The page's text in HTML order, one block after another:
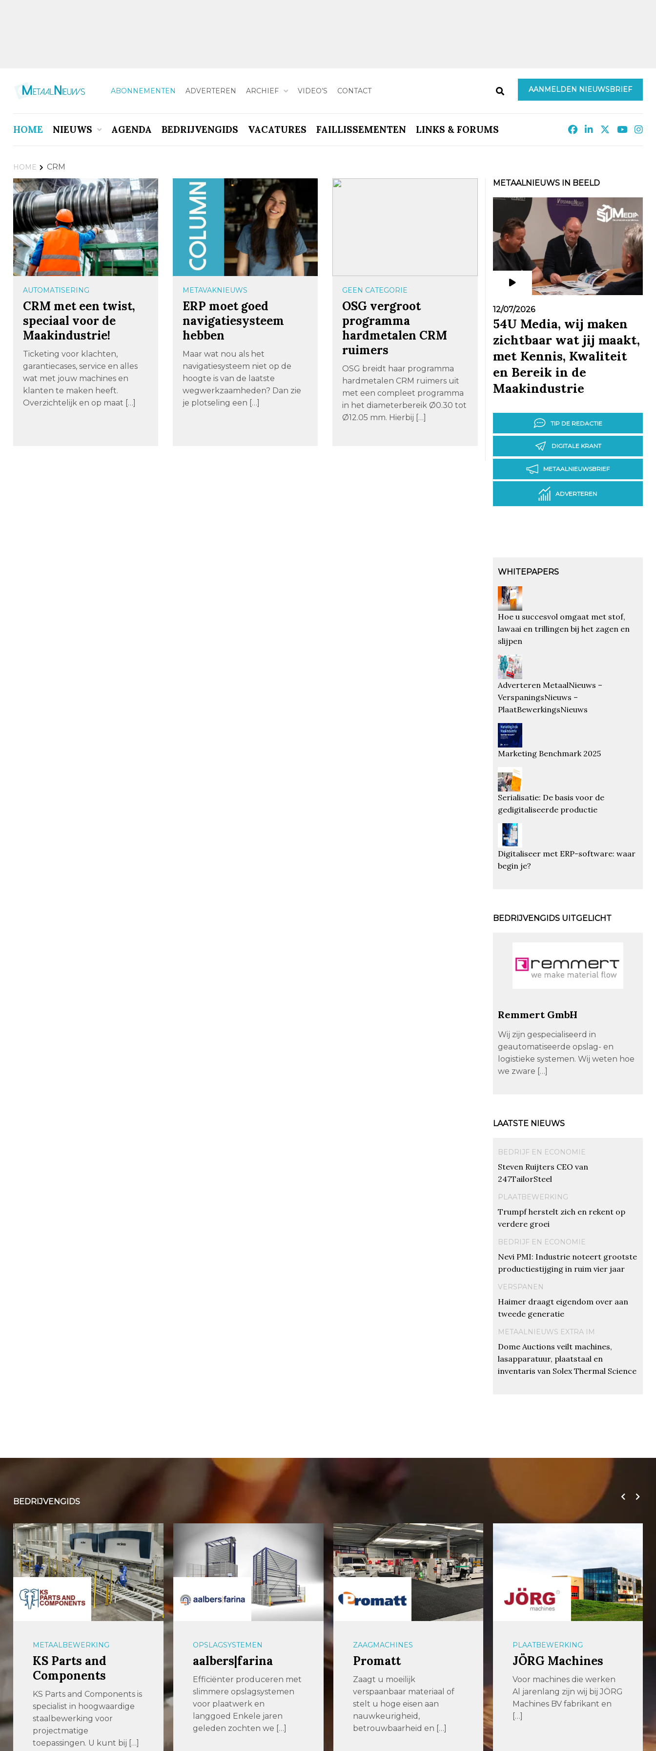
ABONNEMENTEN ADVERTEREN ARCHIEF VIDEO’S CONTACT AANMELDEN NIEUWSBRIEF
HOME NIEUWS AGENDA BEDRIJVENGIDS VACATURES FAILLISSEMENTEN LINKS & FORUMS
HOME CRM
AUTOMATISERING
CRM met een twist,
speciaal voor de
Maakindustrie!
Ticketing voor klachten,
garantiecases, service en alles
wat met jouw machines en
klanten te maken heeft.
Overzichtelijk en op maat […]
METAVAKNIEUWS
ERP moet goed
navigatiesysteem
hebben
Maar wat nou als het
navigatiesysteem niet op de
hoogte is van de laatste
wegwerkzaamheden? Dan zie
je plotseling een […]
GEEN CATEGORIE
OSG vergroot
programma
hardmetalen CRM
ruimers
OSG breidt haar programma
hardmetalen CRM ruimers uit
met een compleet programma
in het diameterbereik Ø0.30 tot
Ø12.05 mm. Hierbij […]
METAALNIEUWS IN BEELD
12/07/2026
54U Media, wij maken
zichtbaar wat jij maakt,
met Kennis, Kwaliteit
en Bereik in de
Maakindustrie
TIP DE REDACTIE
DIGITALE KRANT
METAALNIEUWSBRIEF
ADVERTEREN
WHITEPAPERS
Hoe u succesvol omgaat met stof,
lawaai en trillingen bij het zagen en
slijpen
Adverteren MetaalNieuws –
VerspaningsNieuws –
PlaatBewerkingsNieuws
Marketing Benchmark 2025
Serialisatie: De basis voor de
gedigitaliseerde productie
Digitaliseer met ERP-software: waar
begin je?
BEDRIJVENGIDS UITGELICHT
Remmert GmbH
Wij zijn gespecialiseerd in
geautomatiseerde opslag- en
logistieke systemen. Wij weten hoe
we zware […]
LAATSTE NIEUWS
BEDRIJF EN ECONOMIE
Steven Ruijters CEO van
247TailorSteel
PLAATBEWERKING
Trumpf herstelt zich en rekent op
verdere groei
BEDRIJF EN ECONOMIE
Nevi PMI: Industrie noteert grootste
productiestijging in ruim vier jaar
VERSPANEN
Haimer draagt eigendom over aan
tweede generatie
METAALNIEUWS EXTRA IM
Dome Auctions veilt machines,
lasapparatuur, plaatstaal en
inventaris van Solex Thermal Science
BEDRIJVENGIDS
METAALBEWERKING
KS Parts and
Components
KS Parts and Components is
specialist in hoogwaardige
staalbewerking voor
projectmatige
toepassingen. U kunt bij […]
OPSLAGSYSTEMEN
aalbers|farina
Efficiënter produceren met
slimmere opslagsystemen
voor plaatwerk en
langgoed Enkele jaren
geleden zochten we […]
ZAAGMACHINES
Promatt
Zaagt u moeilijk
verspaanbaar materiaal of
stelt u hoge eisen aan
nauwkeurigheid,
betrouwbaarheid en […]
PLAATBEWERKING
JÖRG Machines
Voor machines die werken
Al jarenlang zijn wij bij JÖRG
Machines BV fabrikant en
[…]